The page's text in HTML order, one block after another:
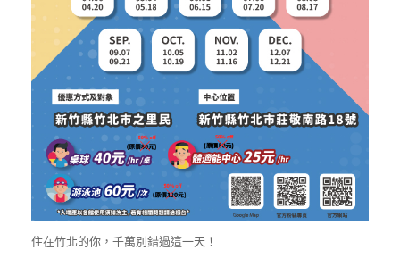
住在竹北的你，千萬別錯過這一天！